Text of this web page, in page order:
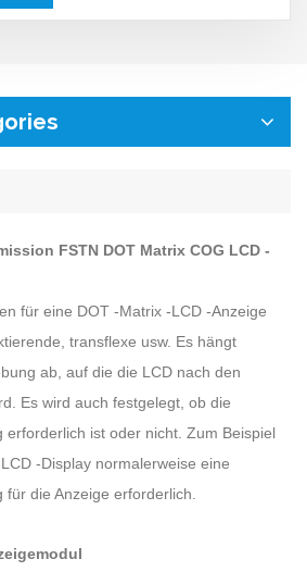
FSTN DOT Matrix COG LCD -
für eine DOT -Matrix -LCD -Anzeige
transflexe usw. Es hängt
ab, auf die die LCD nach den
Es wird auch festgelegt, ob die
erforderlich ist oder nicht. Zum Beispiel
-Display normalerweise eine
für die Anzeige erforderlich.